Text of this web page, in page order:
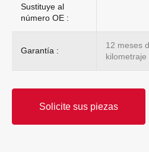
Sustituye al
número OE :
Garantía :
12 meses
kilometraje
Solicite sus piezas